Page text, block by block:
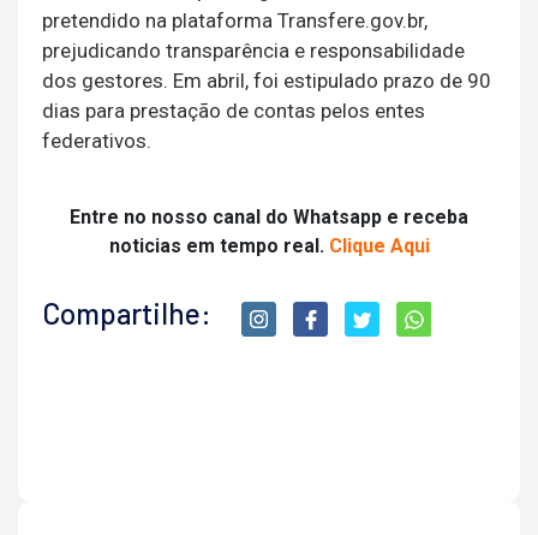
pretendido na plataforma Transfere.gov.br,
prejudicando transparência e responsabilidade
dos gestores. Em abril, foi estipulado prazo de 90
dias para prestação de contas pelos entes
federativos.
Entre no nosso canal do Whatsapp e receba
noticias em tempo real. Clique Aqui
Compartilhe: